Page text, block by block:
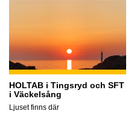
HOLTAB i Tingsryd och SFT
i Väckelsång
Ljuset finns där